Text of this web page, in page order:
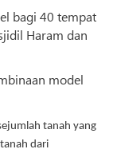
bagi 40 tempat
Haram dan
model
tanah yang
dari